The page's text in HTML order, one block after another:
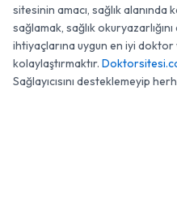
sitesinin amacı, sağlık
sağlamak, sağlık
ihtiyaçlarına uygun en iyi doktor
kolaylaştırmaktır.
Sağlayıcısını desteklemeyip